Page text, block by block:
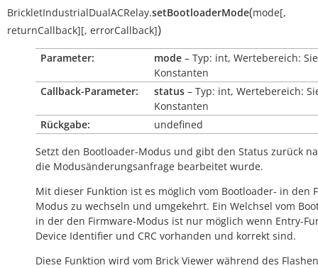
BrickletIndustrialDualACRelay.setBootloaderMode(mode[,
returnCallback][, errorCallback])
Parameter: mode – Typ: int, Wertebereich:
Konstanten
Callback-Parameter:
status – Typ: int, Wertebereich:
Konstanten
Rückgabe:
undefined
Setzt den Bootloader-Modus und gibt den Status zurück
die Modusänderungsanfrage bearbeitet wurde.
Mit dieser Funktion ist es möglich vom Bootloader- in den
Modus zu wechseln und umgekehrt. Ein Welchsel vom
in der den Firmware-Modus ist nur möglich wenn Entry-
Device Identifier und CRC vorhanden und korrekt sind.
Diese Funktion wird vom Brick Viewer während des